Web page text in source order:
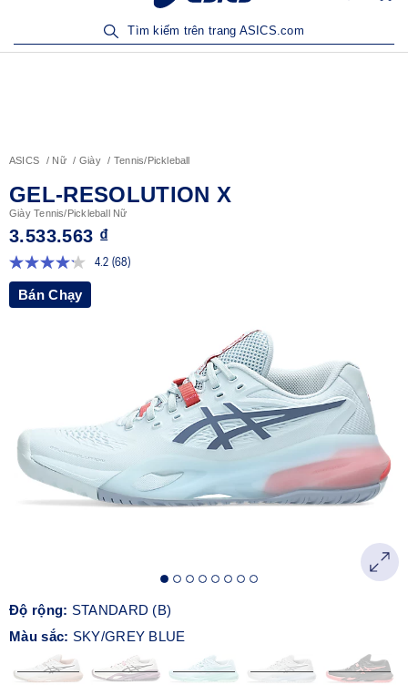
Tìm kiếm trên trang ASICS.com
ASICS Nữ Giày Tennis/Pickleball
GEL-RESOLUTION X
Giày Tennis/Pickleball Nữ
3.533.563 ₫
4.2 Đọc
(68)
Bán Chạy
Độ rộng: STANDARD (B)
Màu sắc: SKY/GREY BLUE